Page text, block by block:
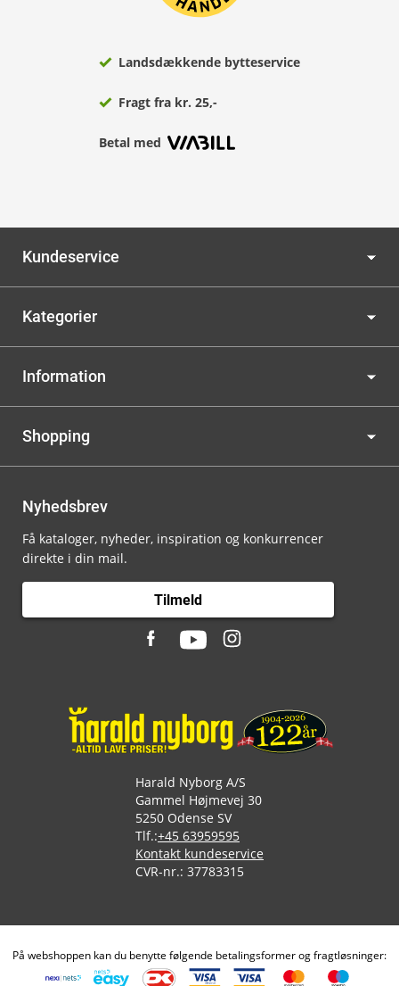
Landsdækkende bytteservice
Fragt fra kr. 25,-
Betal med
Kundeservice
Kategorier
Information
Shopping
Nyhedsbrev
Få kataloger, nyheder, inspiration og konkurrencer
direkte i din mail.
Tilmeld
Harald Nyborg A/S
Gammel Højmevej 30
5250 Odense SV
Tlf.:+45 63959595
Kontakt kundeservice
CVR-nr.: 37783315
På webshoppen kan du benytte følgende betalingsformer og fragtløsninger: